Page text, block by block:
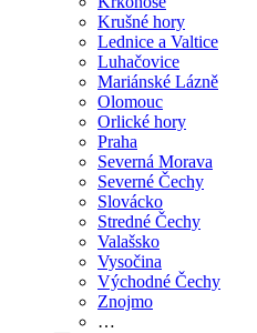
Krušné hory
Lednice a Valtice
Luhačovice
Mariánské Lázně
Olomouc
Orlické hory
Praha
Severná Morava
Severné Čechy
Slovácko
Stredné Čechy
Valašsko
Vysočina
Východné Čechy
Znojmo
…